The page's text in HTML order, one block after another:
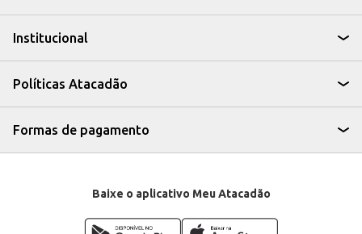
Institucional
Políticas Atacadão
Formas de pagamento
Baixe o aplicativo Meu Atacadão